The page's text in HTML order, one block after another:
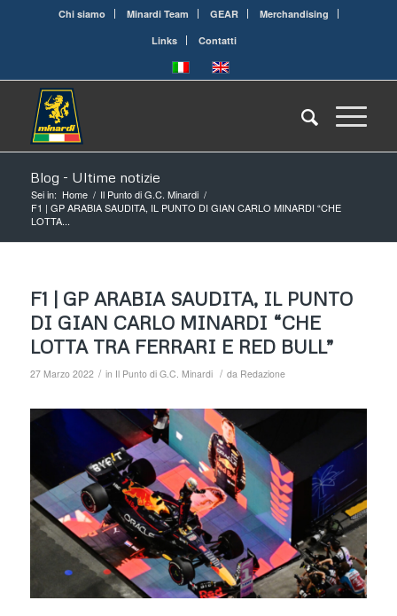
Chi siamo Minardi Team GEAR
Merchandising
Links
Contatti
Blog - Ultime notizie
Sei in: Home / Il Punto di G.C. Minardi /
F1 | GP ARABIA SAUDITA, IL PUNTO DI GIAN CARLO MINARDI “CHE
LOTTA...
F1 | GP ARABIA SAUDITA, IL PUNTO
DI GIAN CARLO MINARDI “CHE
LOTTA TRA FERRARI E RED BULL”
27 Marzo 2022 / in Il Punto di G.C. Minardi / da Redazione